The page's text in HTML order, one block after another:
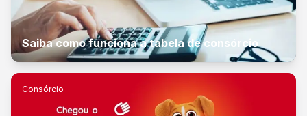
Saiba como funciona a tabela de consórcio
Consórcio